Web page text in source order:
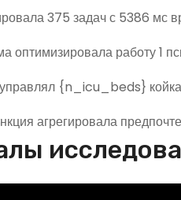
375 задач с 5386 мс
работу 1
{n_icu_beds}
агрегировала